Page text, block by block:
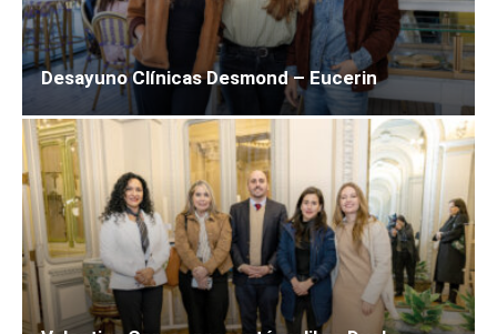
Desayuno Clínicas Desmond – Eucerin